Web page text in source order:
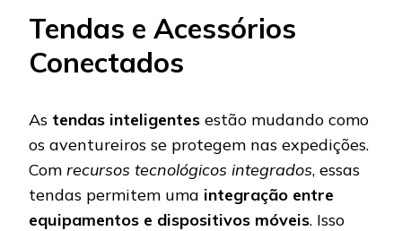
Tendas e Acessórios
Conectados
As tendas inteligentes estão mudando como
os aventureiros se protegem nas expedições.
Com recursos tecnológicos integrados, essas
tendas permitem uma integração entre
equipamentos e dispositivos móveis. Isso